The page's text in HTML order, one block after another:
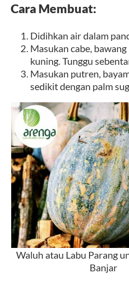
Cara Membuat:
Didihkan air dalam
Masukan cabe,
kuning. Tunggu
Masukan putren,
sedikit dengan palm
Waluh atau Labu Parang
Banjar